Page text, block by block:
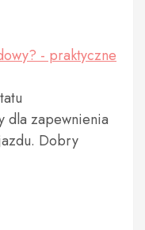
- praktyczne
dla zapewnienia
Dobry